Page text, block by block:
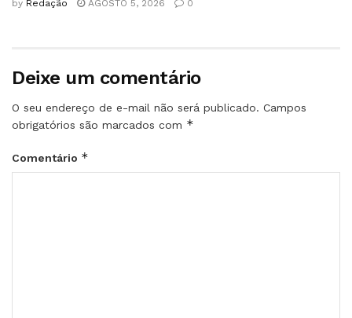
by Redação AGOSTO 5, 2026 0
Deixe um comentário
O seu endereço de e-mail não será publicado. Campos
obrigatórios são marcados com *
Comentário *